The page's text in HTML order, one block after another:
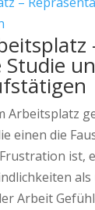
Studie
Arbeitsplatz
einen die
ist,
Arbeit